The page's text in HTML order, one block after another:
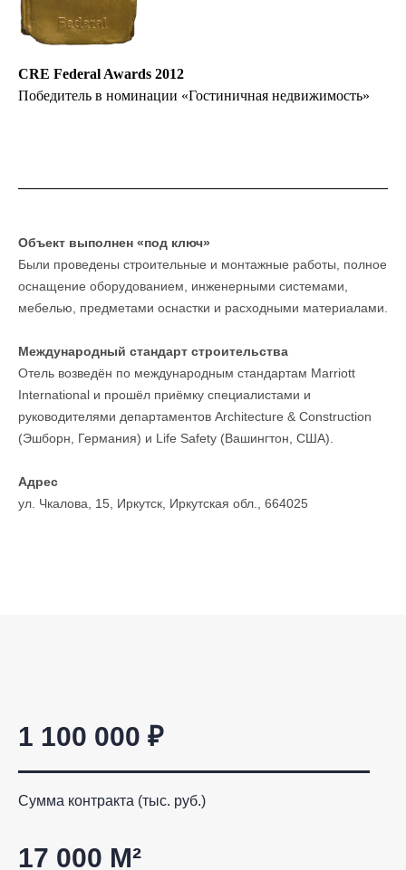
CRE Federal Awards 2012
Победитель в номинации «Гостиничная недвижимость»
Объект выполнен «под ключ»
Были проведены строительные и монтажные работы, полное
оснащение оборудованием, инженерными системами,
мебелью, предметами оснастки и расходными материалами.
Международный стандарт строительства
Отель возведён по международным стандартам Marriott
International и прошёл приёмку специалистами и
руководителями департаментов Architecture & Construction
(Эшборн, Германия) и Life Safety (Вашингтон, США).
Адрес
ул. Чкалова, 15, Иркутск, Иркутская обл., 664025
1 100 000 ₽
Сумма контракта (тыс. руб.)
17 000 М²